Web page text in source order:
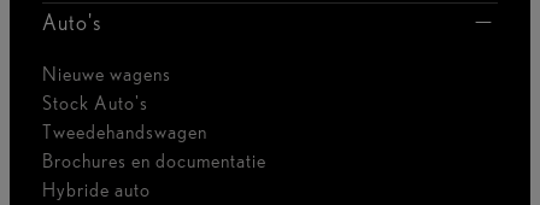
Auto's
Nieuwe wagens
Stock Auto's
Tweedehandswagen
Brochures en documentatie
Hybride auto